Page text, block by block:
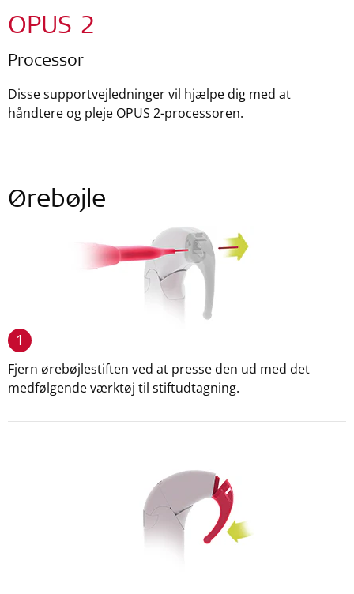
OPUS 2
Processor
Disse supportvejledninger vil hjælpe dig med at
håndtere og pleje OPUS 2-processoren.
Ørebøjle
1
Fjern ørebøjlestiften ved at presse den ud med det
medfølgende værktøj til stiftudtagning.